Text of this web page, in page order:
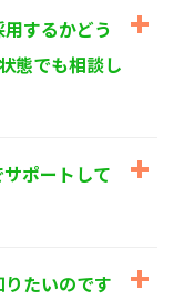
護担当
するかどう
態でも相談し
ポートして
たいのです